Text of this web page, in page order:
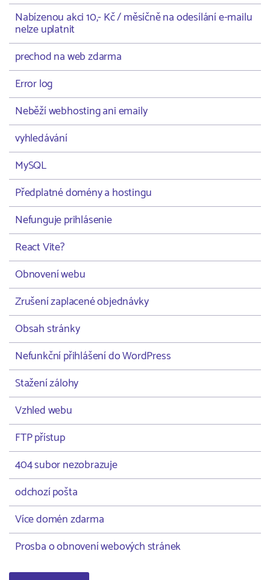
Nabízenou akci 10,- Kč / měsíčně na odesílání e-mailu
nelze uplatnit
prechod na web zdarma
Error log
Neběží webhosting ani emaily
vyhledávání
MySQL
Předplatné domény a hostingu
Nefunguje prihlásenie
React Vite?
Obnovení webu
Zrušení zaplacené objednávky
Obsah stránky
Nefunkční přihlášení do WordPress
Stažení zálohy
Vzhled webu
FTP přístup
404 subor nezobrazuje
odchozí pošta
Více domén zdarma
Prosba o obnovení webových stránek